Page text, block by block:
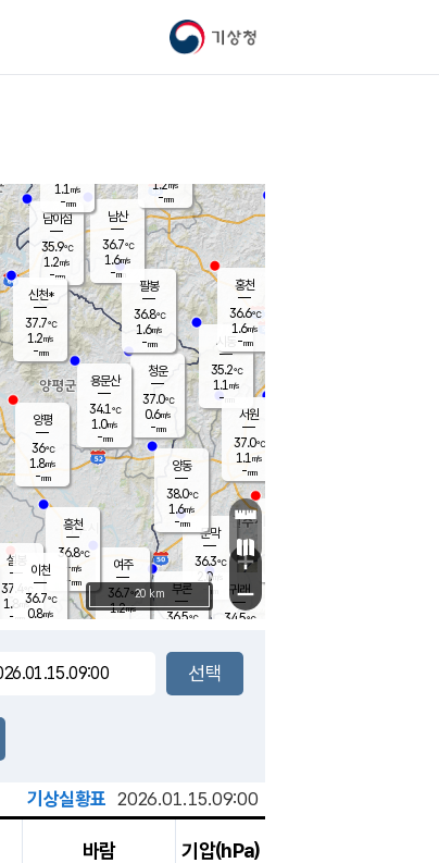
기상청
문막
36.3℃
2.0m/s
mm
남이섬
35.9℃
1.2m/s
-mm
부론
36.5℃
남산
36.7℃
1.6m/s
-mm
청운
37.0℃
0.6m/s
-mm
팔봉
36.8℃
1.6m/s
-mm
여주
36.7℃
1.2m/s
양동
38.0℃
1.6m/s
-mm
장호원
1.1 m/s
-mm
신천*
37.7℃
1.2m/s
-mm
흥천
36.8℃
-m/s
-mm
설봉
37.4℃
1.8 m/s
- mm
시동
35.2℃
1.1 m/s
- mm
귀래
34.5℃
서원
37.0℃
1.1 m/s
-mm
용문산
34.1℃
1.0m/s
-mm
홍천
36.6℃
1.6m/s
-mm
이천
36.7℃
0.8m/s
양평
36℃
1.8m/s
-mm
1.2m/s
-mm
+
−
20 km
기상실황표 2026.01.15.09:00
바람 기압(hPa)